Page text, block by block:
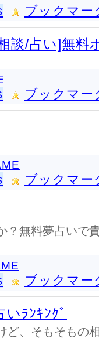
ブックマー
談/占い]無
ブックマー
ブックマー
？無料夢占いで
ブックマー
ﾗﾝｷﾝｸﾞ
ど、そもそもの